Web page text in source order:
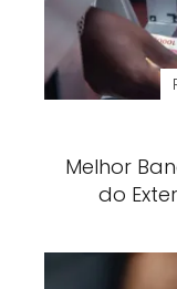
Melhor
do